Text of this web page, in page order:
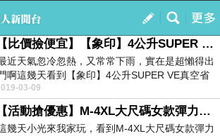
我的
訂閱
【比價撿便宜】【象印】4公升SUPER VE真空省電微電腦電動熱水瓶 CV-TWF40 超人氣商品限時下殺
近天氣忽冷忽熱，又常常下雨，實在是超懶得出
啊這幾天看到【象印】4公升SUPER VE真空省
微電...
03-09
【活動搶優惠】M-4XL大尺碼女款彈力運動短褲- 比價撿便宜團購熱門商品
幾天小光來我家玩，看到M-4XL大尺碼女款彈力